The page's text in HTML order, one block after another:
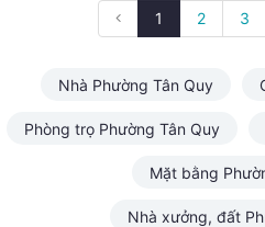
1 2 3
Nhà Phường Tân Quy
Phòng trọ Phường Tân Quy
Mặt bằng
Nhà xưởng, đất